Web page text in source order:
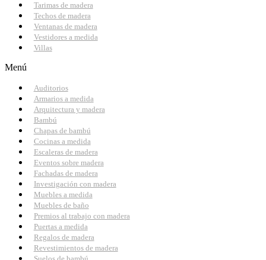
Tarimas de madera
Techos de madera
Ventanas de madera
Vestidores a medida
Villas
Menú
Auditorios
Armarios a medida
Arquitectura y madera
Bambú
Chapas de bambú
Cocinas a medida
Escaleras de madera
Eventos sobre madera
Fachadas de madera
Investigación con madera
Muebles a medida
Muebles de baño
Premios al trabajo con madera
Puertas a medida
Regalos de madera
Revestimientos de madera